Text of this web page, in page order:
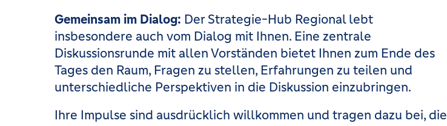
Gemeinsam im Dialog: Der Strategie-Hub Regional lebt
insbesondere auch vom Dialog mit Ihnen. Eine zentrale
Diskussionsrunde mit allen Vorständen bietet Ihnen zum Ende des
Tages den Raum, Fragen zu stellen, Erfahrungen zu teilen und
unterschiedliche Perspektiven in die Diskussion einzubringen.
Ihre Impulse sind ausdrücklich willkommen und tragen dazu bei, die